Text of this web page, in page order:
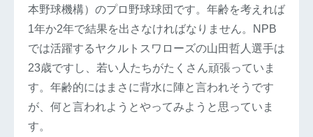
本野球機構）のプロ野球球団です。年齢を考えれば
1年か2年で結果を出さなければなりません。NPB
では活躍するヤクルトスワローズの山田哲人選手は
23歳ですし、若い人たちがたくさん頑張っていま
す。年齢的にはまさに背水に陣と言われそうです
が、何と言われようとやってみようと思っていま
す。